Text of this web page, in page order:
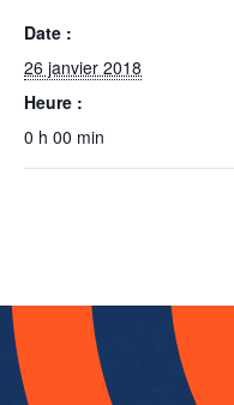
Date :
26 janvier 2018
Heure :
0 h 00 min